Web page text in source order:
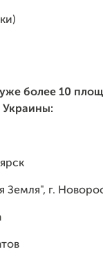
более 10
Украины:
г.